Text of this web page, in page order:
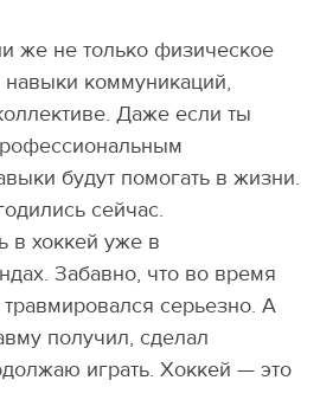
же не только физическое
навыки коммуникаций,
Даже если ты
будут помогать в жизни.
сейчас.
в хоккей уже в
Забавно, что во время
серьезно. А
получил, сделал
играть. Хоккей — это